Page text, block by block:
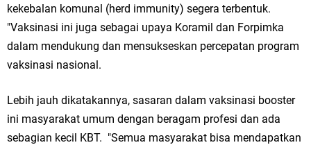
Zakat Produktif Dorong Kemandirian UMKM, LAZISNU Kedamean Bantu
Karang Taruna Gresik Perkuat Ekonomi Lewat Pemanfaatan Gedung C
Islamic Center
kekebalan komunal (herd immunity) segera terbentuk.
"Vaksinasi ini juga sebagai upaya Koramil dan Forpimka
dalam mendukung dan mensukseskan percepatan program
vaksinasi nasional.
Lebih jauh dikatakannya, sasaran dalam vaksinasi booster
ini masyarakat umum dengan beragam profesi dan ada
sebagian kecil KBT. "Semua masyarakat bisa mendapatkan